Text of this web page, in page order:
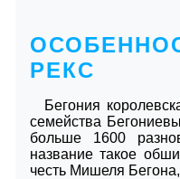
РЕКС
Бегония
семейства
больше 1600
название такое
честь Мишеля